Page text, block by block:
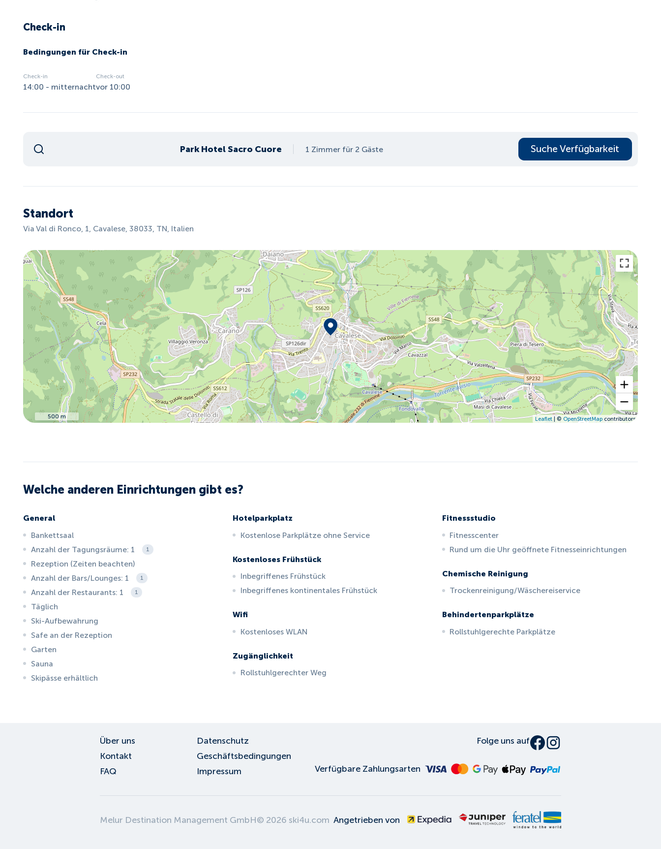
Check-in
Bedingungen für Check-in
Check-in
14:00 - mitternacht
Check-out
vor 10:00
Park Hotel Sacro Cuore 1 Zimmer für 2 Gäste Suche Verfügbarkeit
Standort
Via Val di Ronco, 1, Cavalese, 38033, TN, Italien
500 m Leaflet| © OpenStreetMapcontributors
Welche anderen Einrichtungen gibt es?
General
Bankettsaal
Anzahl der Tagungsräume: 1
1
Rezeption (Zeiten beachten)
Anzahl der Bars/Lounges: 1
1
Anzahl der Restaurants: 1 1
Täglich
Ski-Aufbewahrung
Safe an der Rezeption
Garten
Sauna
Skipässe erhältlich
Hotelparkplatz
Kostenlose Parkplätze ohne Service
Kostenloses Frühstück
Inbegriffenes Frühstück
Inbegriffenes kontinentales Frühstück
Wifi
Kostenloses WLAN
Zugänglichkeit
Rollstuhlgerechter Weg
Fitnessstudio
Fitnesscenter
Rund um die Uhr geöffnete Fitnesseinrichtungen
Chemische Reinigung
Trockenreinigung/Wäschereiservice
Behindertenparkplätze
Rollstuhlgerechte Parkplätze
Über uns
Kontakt
FAQ
Datenschutz
Geschäftsbedingungen
Impressum
Folge uns auf
Verfügbare Zahlungsarten
Melur Destination Management GmbH© 2026 ski4u.com Angetrieben von